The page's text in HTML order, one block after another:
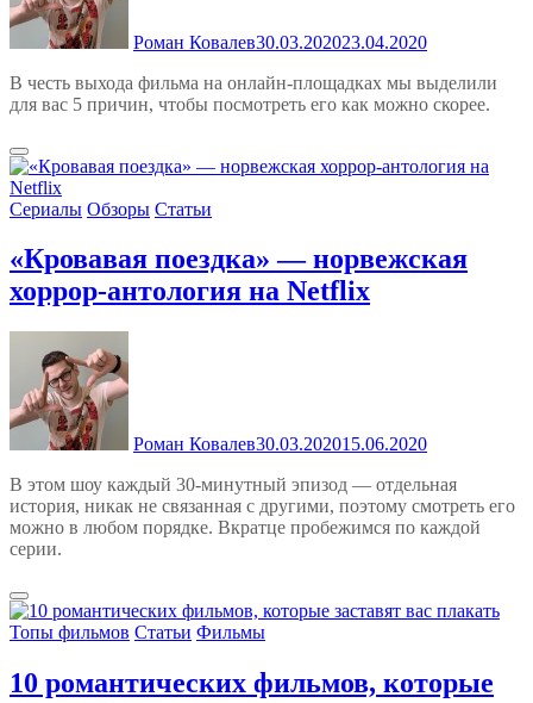
Роман Ковалев30.03.202023.04.2020
В честь выхода фильма на онлайн-площадках мы выделили
для вас 5 причин, чтобы посмотреть его как можно скорее.
Сериалы Обзоры Статьи
«Кровавая поездка» — норвежская
хоррор-антология на Netflix
Роман Ковалев30.03.202015.06.2020
В этом шоу каждый 30-минутный эпизод — отдельная
история, никак не связанная с другими, поэтому смотреть его
можно в любом порядке. Вкратце пробежимся по каждой
серии.
Топы фильмов Статьи Фильмы
10 романтических фильмов, которые